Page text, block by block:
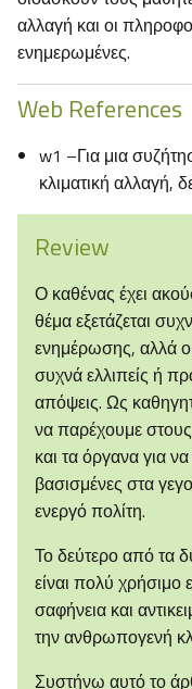
αλλαγή και οι
ενημερωμένες.
Web References
w1 –Για μια
κλιματική αλλαγή,
Review
Ο καθένας έχει
θέμα εξετάζεται
ενημέρωσης, αλλά
συχνά ελλιπείς ή
απόψεις. Ως
να παρέχουμε
και τα όργανα για
βασισμένες στα
ενεργό πολίτη.
Το δεύτερο από τα
είναι πολύ χρήσιμο
σαφήνεια και
την ανθρωπογενή
Συστήνω αυτό το